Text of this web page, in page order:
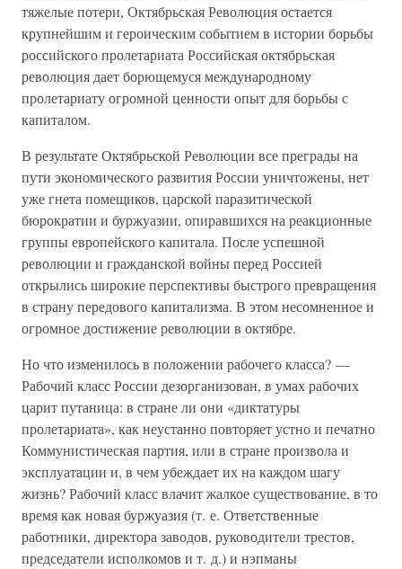
тяжелые потери, Октябрьская Революция остается
крупнейшим и героическим событием в истории борьбы
российского пролетариата Российская октябрьская
революция дает борющемуся международному
пролетариату огромной ценности опыт для борьбы с
капиталом.
В результате Октябрьской Революции все преграды на
пути экономического развития России уничтожены, нет
уже гнета помещиков, царской паразитической
бюрократии и буржуазии, опиравшихся на реакционные
группы европейского капитала. После успешной
революции и гражданской войны перед Россией
открылись широкие перспективы быстрого превращения
в страну передового капитализма. В этом несомненное и
огромное достижение революции в октябре.
Но что изменилось в положении рабочего класса? —
Рабочий класс России дезорганизован, в умах рабочих
царит путаница: в стране ли они «диктатуры
пролетариата», как неустанно повторяет устно и печатно
Коммунистическая партия, или в стране произвола и
эксплуатации и, в чем убеждает их на каждом шагу
жизнь? Рабочий класс влачит жалкое существование, в то
время как новая буржуазия (т. е. Ответственные
работники, директора заводов, руководители трестов,
председатели исполкомов и т. д.) и нэпманы